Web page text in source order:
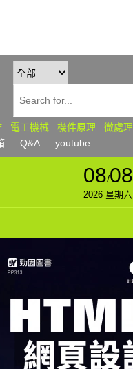
電工機械 機件原理 微處
Q&A youtube
08/08
2026 星期六